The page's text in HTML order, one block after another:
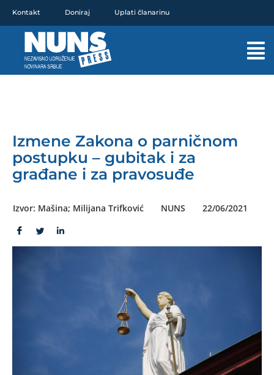
sadržaj
Kontakt Doniraj Uplati članarinu
Izmene Zakona o parničnom
postupku – gubitak i za
građane i za pravosuđe
Izvor: Mašina; Milijana Trifković NUNS 22/06/2021